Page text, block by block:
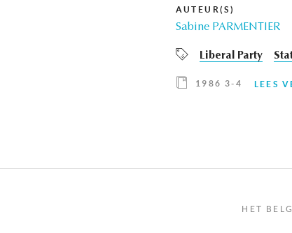
AUTEUR(S)
Sabine PARMENTIER
Liberal Party
1986 3-4 LEES
HET